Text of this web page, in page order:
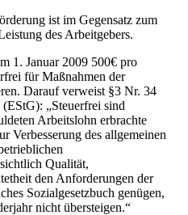
ist im Gegensatz zum
des Arbeitgebers.
1. Januar 2009 500€ pro
für Maßnahmen der
Darauf verweist §3 Nr. 34
(EStG): „Steuerfrei sind
Arbeitslohn erbrachte
Verbesserung des allgemeinen
Qualität,
den Anforderungen der
Sozialgesetzbuch genügen,
nicht übersteigen.“